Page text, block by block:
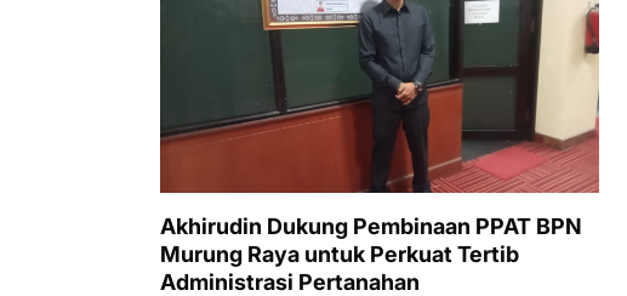
Akhirudin Dukung Pembinaan PPAT BPN
Murung Raya untuk Perkuat Tertib
Administrasi Pertanahan